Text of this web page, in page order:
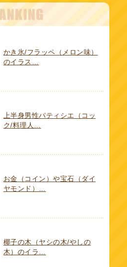
かき氷/フラッペ（メロン味）
のイラス…
上半身男性パティシエ（コッ
ク/料理人…
お金（コイン）や宝石（ダイ
ヤモンド）…
椰子の木（ヤシの木/やしの
木）のイラ…